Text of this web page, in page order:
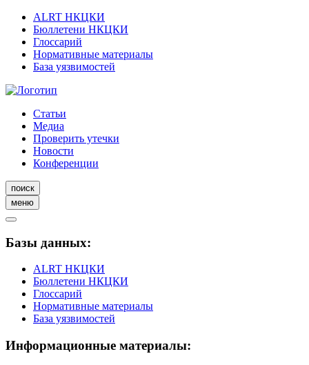
ALRT НКЦКИ
Бюллетени НКЦКИ
Глоссарий
Нормативные материалы
База уязвимостей
Статьи
Медиа
Проверить утечки
Новости
Конференции
поиск
меню
Базы данных:
ALRT НКЦКИ
Бюллетени НКЦКИ
Глоссарий
Нормативные материалы
База уязвимостей
Информационные материалы: